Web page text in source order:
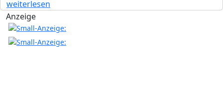
weiterlesen
Anzeige